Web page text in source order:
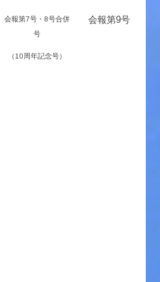
会報第7号・8号合併
号
（10周年記念号）
会報第9号